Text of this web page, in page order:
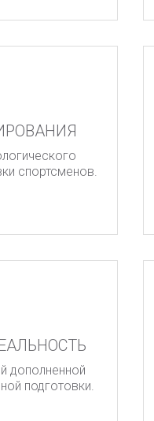
спортсменов.
дополненной
подготовки.